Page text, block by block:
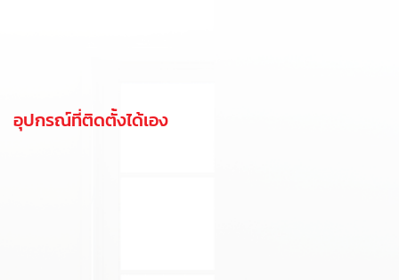
อุปกรณ์ที่ติดตั้งได้เอง